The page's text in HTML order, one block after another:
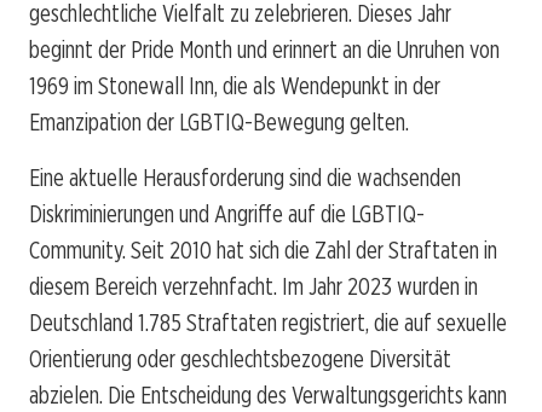
geschlechtliche Vielfalt zu zelebrieren. Dieses Jahr
beginnt der Pride Month und erinnert an die Unruhen von
1969 im Stonewall Inn, die als Wendepunkt in der
Emanzipation der LGBTIQ-Bewegung gelten.
Eine aktuelle Herausforderung sind die wachsenden
Diskriminierungen und Angriffe auf die LGBTIQ-
Community. Seit 2010 hat sich die Zahl der Straftaten in
diesem Bereich verzehnfacht. Im Jahr 2023 wurden in
Deutschland 1.785 Straftaten registriert, die auf sexuelle
Orientierung oder geschlechtsbezogene Diversität
abzielen. Die Entscheidung des Verwaltungsgerichts kann